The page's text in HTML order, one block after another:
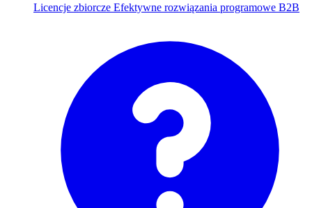
Licencje zbiorcze Efektywne rozwiązania programowe B2B